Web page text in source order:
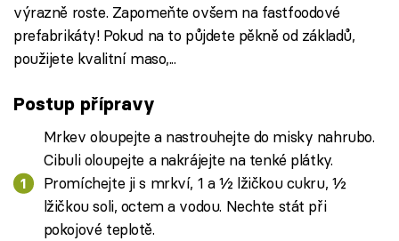
výrazně roste. Zapomeňte ovšem na fastfoodové
prefabrikáty! Pokud na to půjdete pěkně od základů,
použijete kvalitní maso,...
Postup přípravy
Mrkev oloupejte a nastrouhejte do misky nahrubo.
Cibuli oloupejte a nakrájejte na tenké plátky.
Promíchejte ji s mrkví, 1 a ½ lžičkou cukru, ½
lžičkou soli, octem a vodou. Nechte stát při
pokojové teplotě.